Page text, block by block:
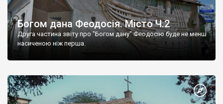
Богом дана Феодосія. Місто Ч.2
Друга частина звіту про "Богом дану" Феодосію буде не менш
насиченою ніж перша.